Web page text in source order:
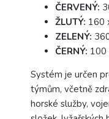
ČERVENÝ:
ŽLUTÝ: 160
ZELENÝ:
ČERNÝ: 100
Systém je určen
týmům, včetně
horské služby,